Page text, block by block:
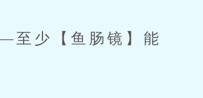
少【鱼肠镜】能